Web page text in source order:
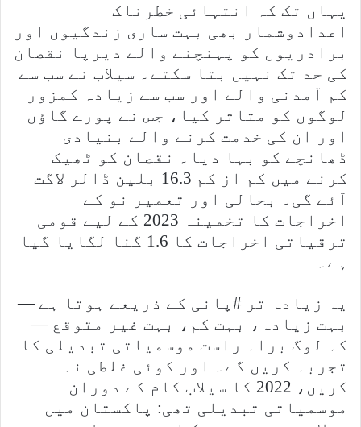
یہاں تک کہ انتہائی خطرناک
اعدادوشمار بھی بہت ساری زندگیوں اور
برادریوں کو پہنچنے والے دیرپا نقصان
کی حد تک نہیں بتا سکتے۔ سیلاب نے سب سے
کم آمدنی والے اور سب سے زیادہ کمزور
لوگوں کو متاثر کیا، جس نے پورے گاؤں
اور ان کی خدمت کرنے والے بنیادی
ڈھانچے کو بہا دیا۔ نقصان کو ٹھیک
کرنے میں کم از کم 16.3 بلین ڈالر لاگت
آئے گی۔ بحالی اور تعمیر نو کے
اخراجات کا تخمینہ 2023 کے لیے قومی
ترقیاتی اخراجات کا 1.6 گنا لگایا گیا
ہے۔
یہ زیادہ تر #پانی کے ذریعے ہوتا ہے —
بہت زیادہ، بہت کم، بہت غیر متوقع —
کہ لوگ براہ راست موسمیاتی تبدیلی کا
تجربہ کریں گے۔ اور کوئی غلطی نہ
کریں، 2022 کا سیلاب کام کے دوران
موسمیاتی تبدیلی تھی: پاکستان میں